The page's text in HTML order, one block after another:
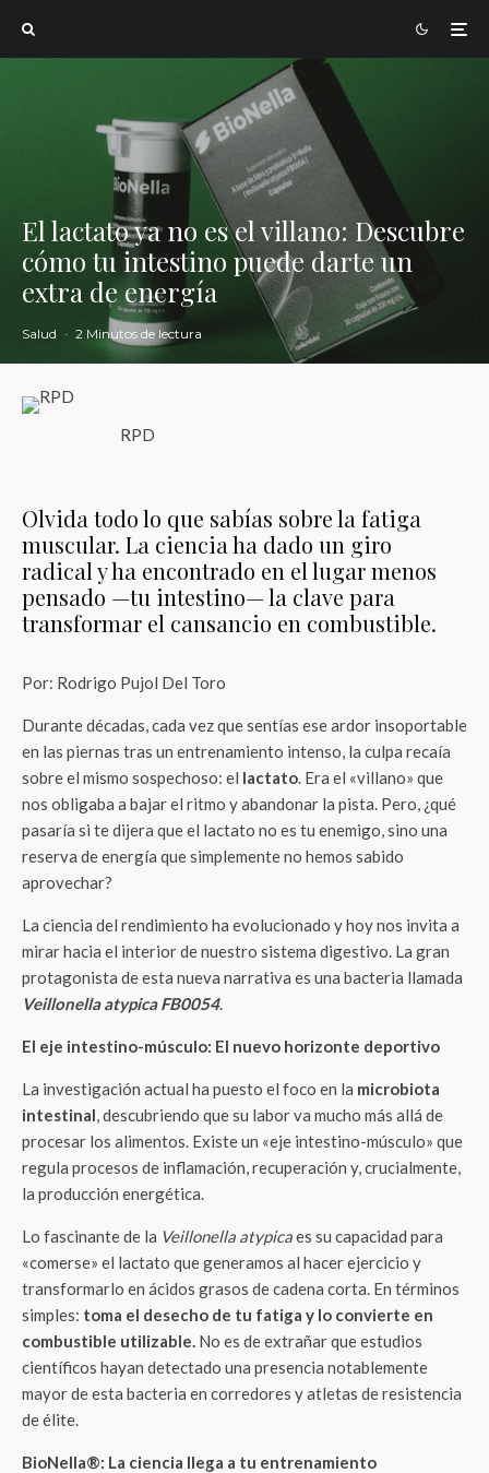
El lactato ya no es el villano: Descubre
cómo tu intestino puede darte un
extra de energía
Salud · 2 Minutos de lectura
RPD
Olvida todo lo que sabías sobre la fatiga
muscular. La ciencia ha dado un giro
radical y ha encontrado en el lugar menos
pensado —tu intestino— la clave para
transformar el cansancio en combustible.
Por: Rodrigo Pujol Del Toro
Durante décadas, cada vez que sentías ese ardor insoportable
en las piernas tras un entrenamiento intenso, la culpa recaía
sobre el mismo sospechoso: el lactato. Era el «villano» que
nos obligaba a bajar el ritmo y abandonar la pista. Pero, ¿qué
pasaría si te dijera que el lactato no es tu enemigo, sino una
reserva de energía que simplemente no hemos sabido
aprovechar?
La ciencia del rendimiento ha evolucionado y hoy nos invita a
mirar hacia el interior de nuestro sistema digestivo. La gran
protagonista de esta nueva narrativa es una bacteria llamada
Veillonella atypica FB0054.
El eje intestino-músculo: El nuevo horizonte deportivo
La investigación actual ha puesto el foco en la microbiota
intestinal, descubriendo que su labor va mucho más allá de
procesar los alimentos. Existe un «eje intestino-músculo» que
regula procesos de inflamación, recuperación y, crucialmente,
la producción energética.
Lo fascinante de la Veillonella atypicaes su capacidad para
«comerse» el lactato que generamos al hacer ejercicio y
transformarlo en ácidos grasos de cadena corta. En términos
simples: toma el desecho de tu fatiga y lo convierte en
combustible utilizable. No es de extrañar que estudios
científicos hayan detectado una presencia notablemente
mayor de esta bacteria en corredores y atletas de resistencia
de élite.
BioNella®: La ciencia llega a tu entrenamiento